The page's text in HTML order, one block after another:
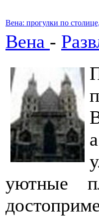
Вена: прогулки по
Вена -
уютные